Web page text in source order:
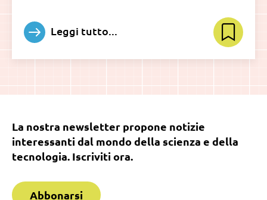
Leggi tutto...
La nostra newsletter propone notizie
interessanti dal mondo della scienza e della
tecnologia. Iscriviti ora.
Abbonarsi